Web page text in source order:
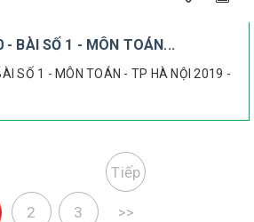
- BÀI SỐ 1 - MÔN TOÁN...
SỐ 1 - MÔN TOÁN - TP HÀ NỘI 2019 -
2 3
Tiếp
>>